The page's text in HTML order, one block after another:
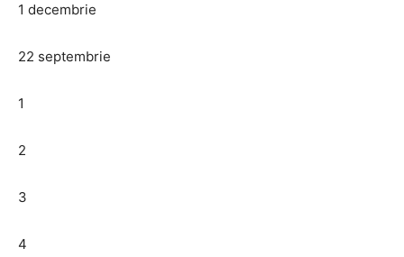
1 decembrie
22 septembrie
1
2
3
4